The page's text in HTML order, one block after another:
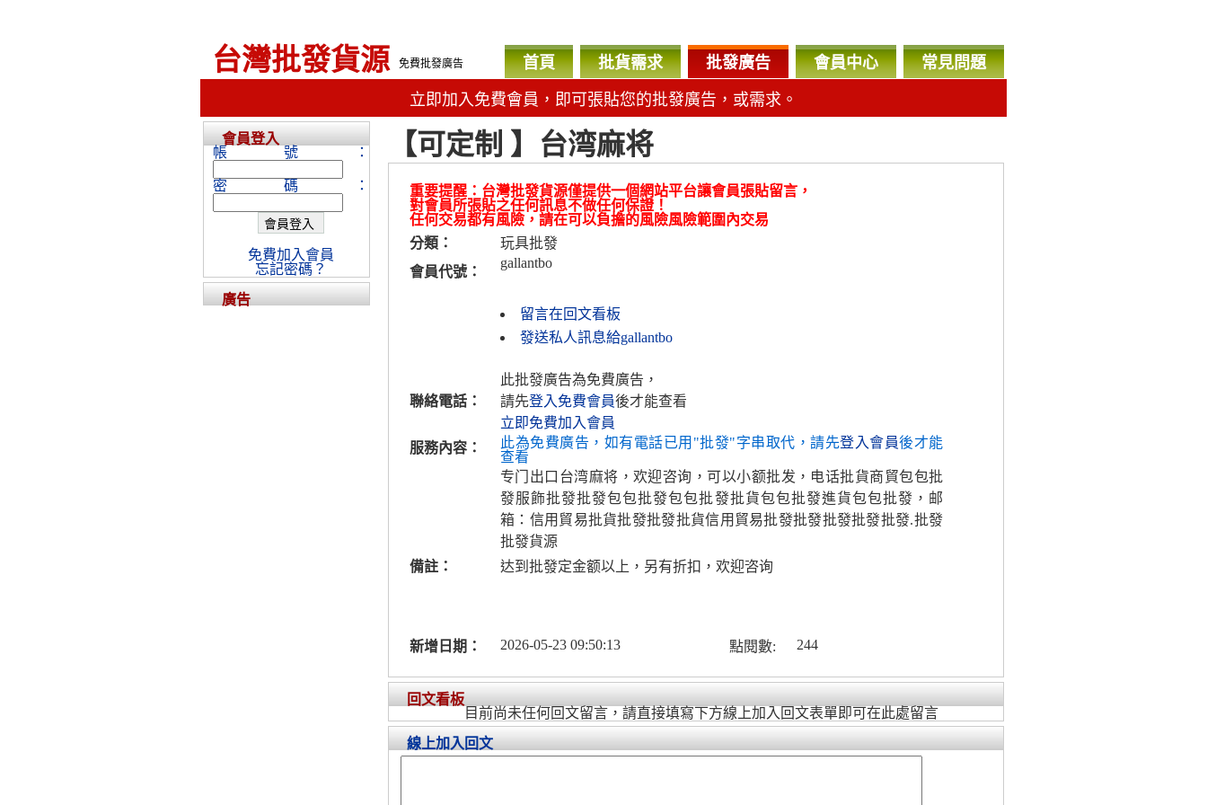
台灣批發貨源 免費批發廣告 首頁 批貨需求 批發廣告 會員中心 常見問題
立即加入免費會員，即可張貼您的批發廣告，或需求。
【可定制 】台湾麻将
重要提醒：台灣批發貨源僅提供一個網站平台讓會員張貼留言，
對會員所張貼之任何訊息不做任何保證！
任何交易都有風險，請在可以負擔的風險風險範圍內交易
分類：
玩具批發
會員代號：
gallantbo
留言在回文看板
發送私人訊息給gallantbo
聯絡電話：
此批發廣告為免費廣告，
請先登入免費會員後才能查看
立即免費加入會員
服務內容：
此為免費廣告，如有電話已用"批發"字串取代，請先登入會員後才能
查看
专门出口台湾麻将，欢迎咨询，可以小额批发，电话批貨商貿包包批
發服飾批發批發包包批發包包批發批貨包包批發進貨包包批發，邮
箱：信用貿易批貨批發批發批貨信用貿易批發批發批發批發批發.批發
批發貨源
備註：
达到批發定金额以上，另有折扣，欢迎咨询
新增日期： 2026-05-23 09:50:13 點閱數: 244
回文看板
目前尚未任何回文留言，請直接填寫下方線上加入回文表單即可在此處留言
線上加入回文
會員登入
帳號：
密碼：
免費加入會員
忘記密碼？
廣告